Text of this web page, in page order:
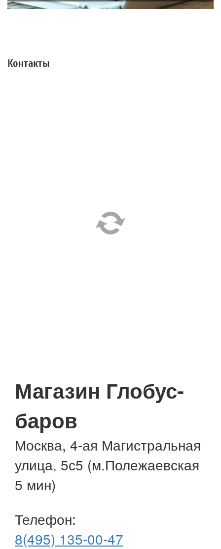
Контакты
Магазин Глобус-
баров
Москва, 4-ая Магистральная
улица, 5с5 (м.Полежаевская
5 мин)
Телефон:
8(495) 135-00-47